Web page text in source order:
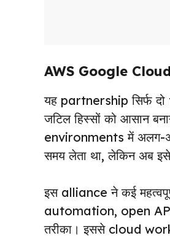
AWS Google
यह partnership सिर्फ
जटिल हिस्सों को आसान
environments में अलग-
समय लेता था, लेकिन अब इसे
इस alliance ने कई
automation, open
तरीका। इससे cloud